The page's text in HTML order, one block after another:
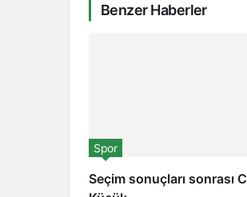
Benzer Haberler
Seçim sonuçları sonrası
Spor